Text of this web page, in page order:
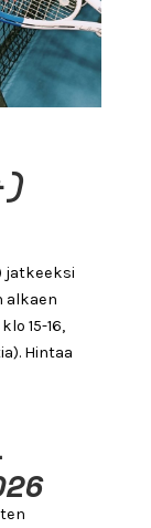
jatkeeksi
alkaen
15-16,
Hintaa